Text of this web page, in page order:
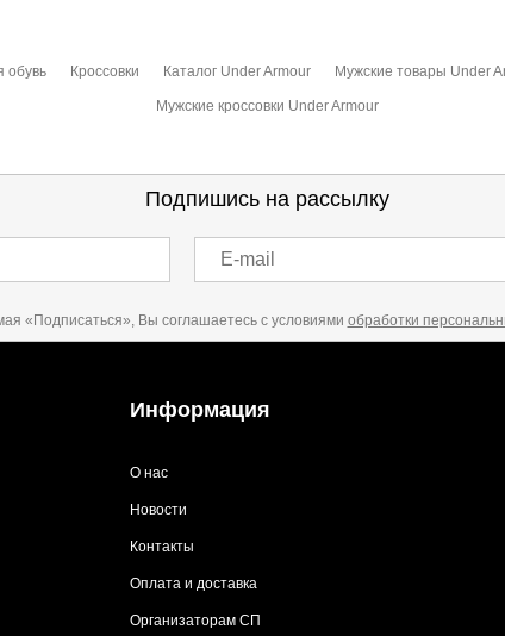
обувь Кроссовки Каталог Under Armour Мужские товары Under
Мужские кроссовки Under Armour
Подпишись на рассылку
E-mail
«Подписаться», Вы соглашаетесь с условиями обработки
Информация
О нас
Новости
Контакты
Оплата и доставка
Организаторам СП